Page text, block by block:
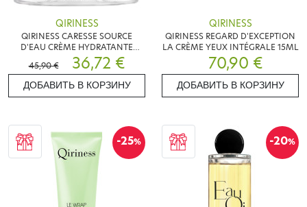
QIRINESS
QIRINESS CARESSE SOURCE
D'EAU CRÈME HYDRATANTE
50ML
45,90 € 36,72 €
ДОБАВИТЬ В КОРЗИНУ
QIRINESS
QIRINESS REGARD D'EXCEPTION
LA CRÈME YEUX INTÉGRALE 15ML
70,90 €
ДОБАВИТЬ В КОРЗИНУ
-25% -20%